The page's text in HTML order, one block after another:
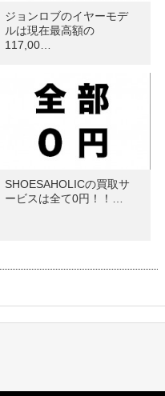
ジョンロブのイヤーモデ
ルは現在最高額の
117,00…
SHOESAHOLICの買取サ
ービスは全て0円！！…